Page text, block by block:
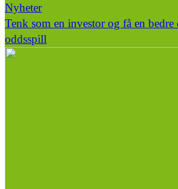
Nyheter
Tenk som en investor og få en bedre
oddsspill